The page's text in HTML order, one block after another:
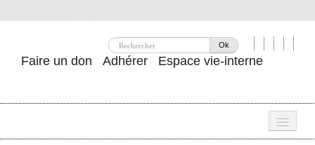
Ok
Faire un don Adhérer Espace vie-interne